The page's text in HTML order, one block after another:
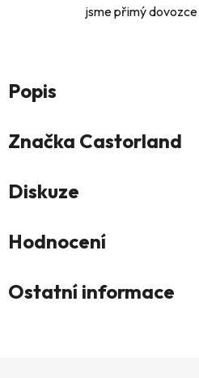
jsme přimý dovozce
Popis
Značka Castorland
Diskuze
Hodnocení
Ostatní informace